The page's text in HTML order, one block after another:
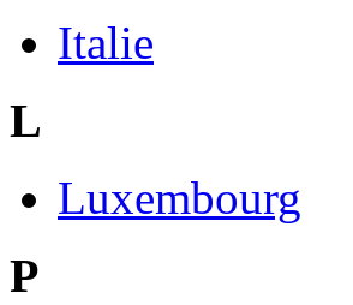
Italie
L
Luxembourg
P